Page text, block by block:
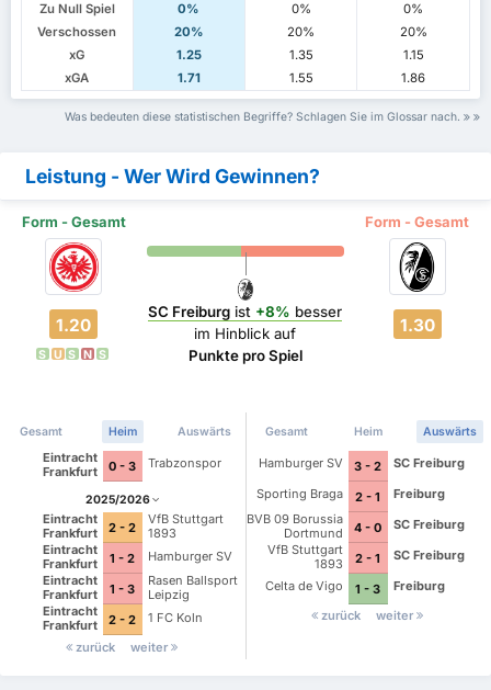
Zu Null Spiel
0% 0%
0%
Verschossen
20% 20%
20%
xG
1.25 1.35
1.15
xGA
1.71 1.55 1.86
Was bedeuten diese statistischen Begriffe? Schlagen Sie im Glossar nach.
Leistung - Wer Wird Gewinnen?
Form - Gesamt Form - Gesamt
1.20
S U S N S
SC Freiburg ist +8% besser
im Hinblick auf
Punkte pro Spiel
1.30
Gesamt Heim Auswärts
Eintracht
Frankfurt
0 - 3 Trabzonspor
2025/2026
Eintracht
Frankfurt
2 - 2
VfB Stuttgart
1893
Eintracht
Frankfurt
1 - 2
Hamburger SV
Eintracht
Frankfurt
1 - 3
Rasen Ballsport
Leipzig
Eintracht
Frankfurt
2 - 2
1 FC Koln
zurück
weiter
Gesamt Heim Auswärts
Hamburger SV 3 - 2
SC Freiburg
Sporting Braga
2 - 1
Freiburg
BVB 09 Borussia
Dortmund
4 - 0
SC Freiburg
VfB Stuttgart
1893
2 - 1
SC Freiburg
Celta de Vigo
1 - 3
Freiburg
zurück
weiter